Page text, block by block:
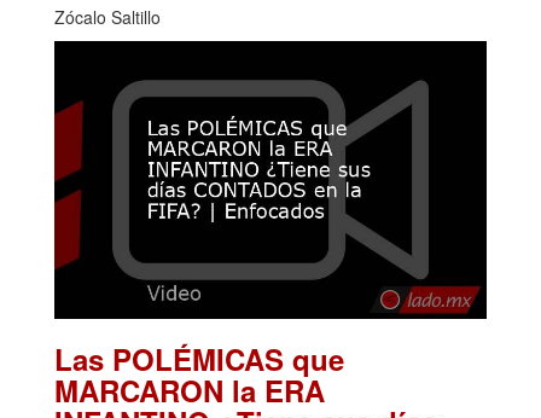
Zócalo Saltillo
Las POLÉMICAS que
MARCARON la ERA